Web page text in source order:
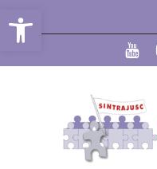
Abrir a barra de ferramentas